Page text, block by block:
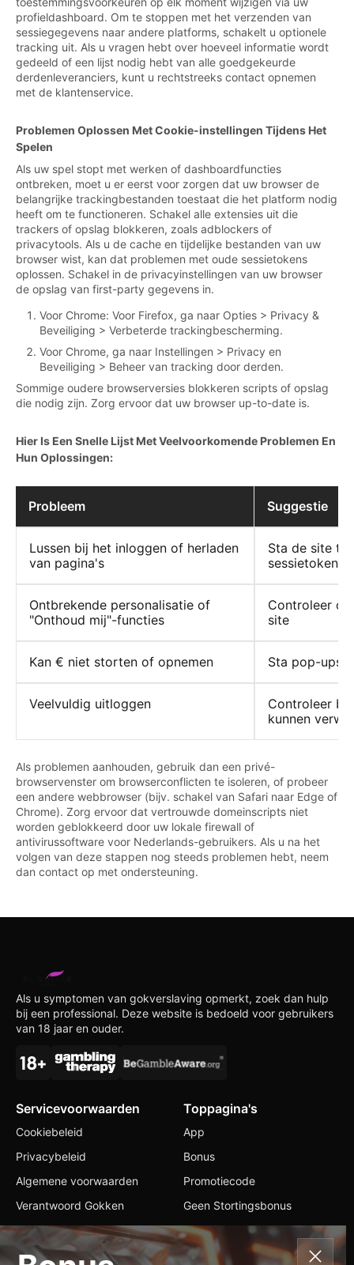
profieldashboard. Om te stoppen met het verzenden van
sessiegegevens naar andere platforms, schakelt u optionele
tracking uit. Als u vragen hebt over hoeveel informatie wordt
gedeeld of een lijst nodig hebt van alle goedgekeurde
derdenleveranciers, kunt u rechtstreeks contact opnemen
met de klantenservice.
Problemen Oplossen Met Cookie-instellingen Tijdens Het
Spelen
Als uw spel stopt met werken of dashboardfuncties
ontbreken, moet u er eerst voor zorgen dat uw browser de
belangrijke trackingbestanden toestaat die het platform nodig
heeft om te functioneren. Schakel alle extensies uit die
trackers of opslag blokkeren, zoals adblockers of
privacytools. Als u de cache en tijdelijke bestanden van uw
browser wist, kan dat problemen met oude sessietokens
oplossen. Schakel in de privacyinstellingen van uw browser
de opslag van first-party gegevens in.
Voor Chrome: Voor Firefox, ga naar Opties > Privacy &
Beveiliging > Verbeterde trackingbescherming.
Voor Chrome, ga naar Instellingen > Privacy en
Beveiliging > Beheer van tracking door derden.
Sommige oudere browserversies blokkeren scripts of opslag
die nodig zijn. Zorg ervoor dat uw browser up-to-date is.
Hier Is Een Snelle Lijst Met Veelvoorkomende Problemen En
Hun Oplossingen:
Probleem Suggestie
Lussen bij het inloggen of herladen
van pagina's
Sta de site
sessietokens
Ontbrekende personalisatie of
"Onthoud mij"-functies
Controleer of
site
Kan € niet storten of opnemen Sta pop-ups
Veelvuldig uitloggen
Controleer
kunnen
Als problemen aanhouden, gebruik dan een privé-
browservenster om browserconflicten te isoleren, of probeer
een andere webbrowser (bijv. schakel van Safari naar Edge of
Chrome). Zorg ervoor dat vertrouwde domeinscripts niet
worden geblokkeerd door uw lokale firewall of
antivirussoftware voor Nederlands-gebruikers. Als u na het
volgen van deze stappen nog steeds problemen hebt, neem
dan contact op met ondersteuning.
Als u symptomen van gokverslaving opmerkt, zoek dan hulp
bij een professional. Deze website is bedoeld voor gebruikers
van 18 jaar en ouder.
Servicevoorwaarden
Cookiebeleid
Privacybeleid
Algemene voorwaarden
Verantwoord Gokken
Toppagina's
App
Bonus
Promotiecode
Geen Stortingsbonus
Contacten